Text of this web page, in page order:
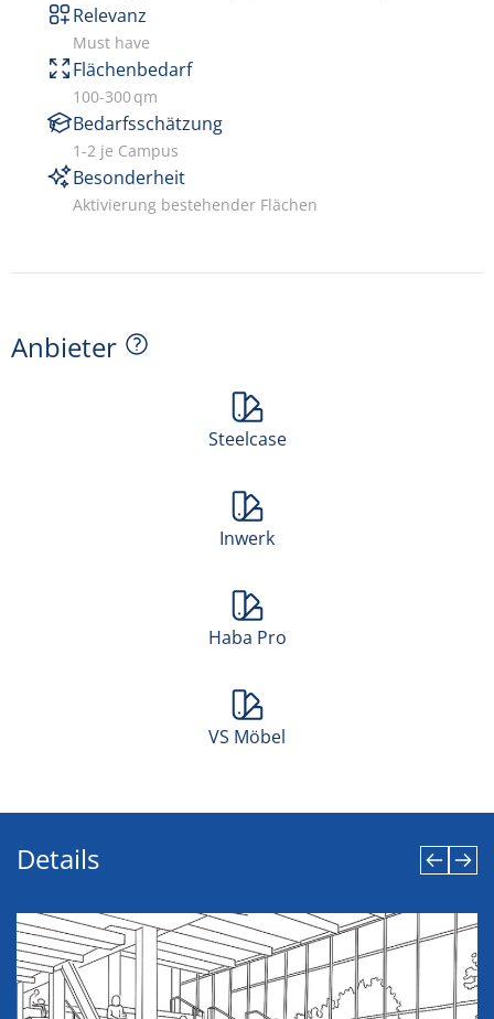
Relevanz
Must have
Flächenbedarf
100-300 qm
Bedarfsschätzung
1-2 je Campus
Besonderheit
Aktivierung bestehender Flächen
Anbieter
Steelcase
Inwerk
Haba Pro
VS Möbel
Details